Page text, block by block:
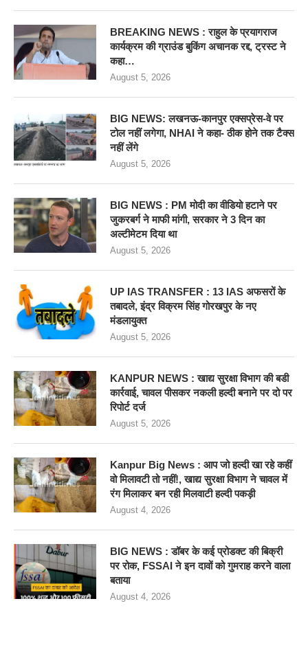
BREAKING NEWS : राहुल के प्रयागराज
कार्यक्रम की ग्राउंड बुकिंग अचानक रद्द, ट्रस्ट ने
कहा…
August 5, 2026
BIG NEWS: लखनऊ-कानपुर एक्सप्रेस-वे पर
टोल नहीं लगेगा, NHAI ने कहा- ठीक होने तक टैक्स
नहीं लेंगे
August 5, 2026
BIG NEWS : PM मोदी का वीडियो हटाने पर
जुकरबर्ग ने माफी मांगी, सरकार ने 3 दिन का
अल्टीमेटम दिया था
August 5, 2026
UP IAS TRANSFER : 13 IAS अफसरों के
तबादले, इंद्र विक्रम सिंह गोरखपुर के नए
मंडलायुक्त
August 5, 2026
KANPUR NEWS : खाद्य सुरक्षा विभाग की बडी
कार्रवाई, चावल पीसकर नकली हल्दी बनाने पर दो पर
रिपोर्ट दर्ज
August 5, 2026
Kanpur Big News : आप जो हल्दी खा रहे कहीं
वो मिलावटी तो नहीं!, खाद्य सुरक्षा विभाग ने चावल में
रंग मिलाकर बन रही मिलवाटी हल्दी पकड़ी
August 4, 2026
BIG NEWS : डॉबर के कई प्रोडक्ट की बिक्री
पर रोक, FSSAI ने इन दावों को गुमराह करने वाला
बताया
August 4, 2026